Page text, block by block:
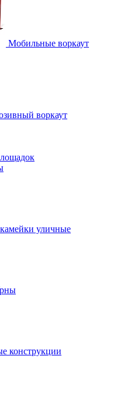
Мобильные воркаут
воркаут
уличные
конструкции